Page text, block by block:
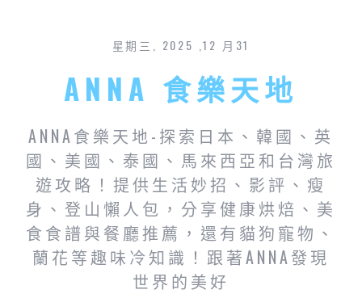
星期三, 2025 ,12 月31
ANNA 食樂天地
ANNA食樂天地-探索日本、韓國、英
國、美國、泰國、馬來西亞和台灣旅
遊攻略！提供生活妙招、影評、瘦
身、登山懶人包，分享健康烘焙、美
食食譜與餐廳推薦，還有貓狗寵物、
蘭花等趣味冷知識！跟著ANNA發現
世界的美好